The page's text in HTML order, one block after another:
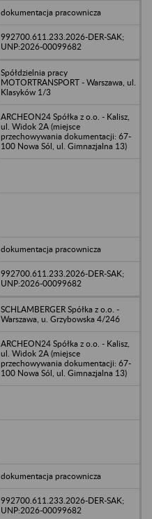
dokumentacja pracownicza
992700.611.233.2026-DER-SAK;
UNP:2026-00099682
Spółdzielnia pracy
MOTORTRANSPORT - Warszawa, ul.
Klasyków 1/3
ARCHEON24 Spółka z o.o. - Kalisz,
ul. Widok 2A (miejsce
przechowywania dokumentacji: 67-
100 Nowa Sól, ul. Gimnazjalna 13)
dokumentacja pracownicza
992700.611.233.2026-DER-SAK;
UNP:2026-00099682
SCHLAMBERGER Spółka z o.o. -
Warszawa, u. Grzybowska 4/246
ARCHEON24 Spółka z o.o. - Kalisz,
ul. Widok 2A (miejsce
przechowywania dokumentacji: 67-
100 Nowa Sól, ul. Gimnazjalna 13)
dokumentacja pracownicza
992700.611.233.2026-DER-SAK;
UNP:2026-00099682